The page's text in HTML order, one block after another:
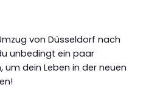
von Düsseldorf nach
unbedingt ein paar
dein Leben in der neuen